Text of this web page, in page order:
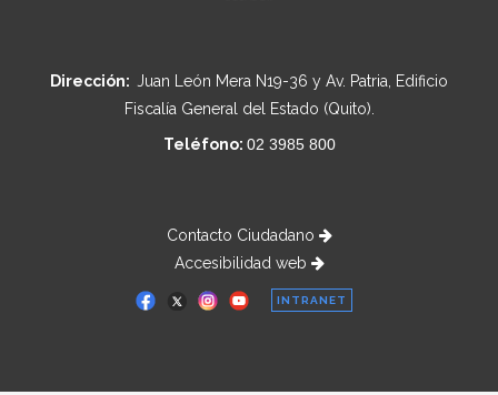
Dirección: Juan León Mera N19-36 y Av. Patria, Edificio
Fiscalía General del Estado (Quito).
Teléfono: 02 3985 800
Contacto Ciudadano
Accesibilidad web
INTRANET